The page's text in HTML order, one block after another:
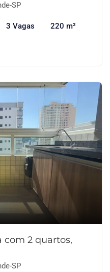
SP
3 Vagas 220 m²
com 2 quartos,
SP